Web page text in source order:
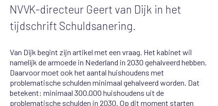
NVVK-directeur Geert van Dijk in het
tijdschrift Schuldsanering.
Van Dijk begint zijn artikel met een vraag. Het kabinet wil
namelijk de armoede in Nederland in 2030 gehalveerd hebben.
Daarvoor moet ook het aantal huishoudens met
problematische schulden minimaal gehalveerd worden. Dat
betekent: minimaal 300.000 huishoudens uit de
problematische schulden in 2030. Op dit moment starten